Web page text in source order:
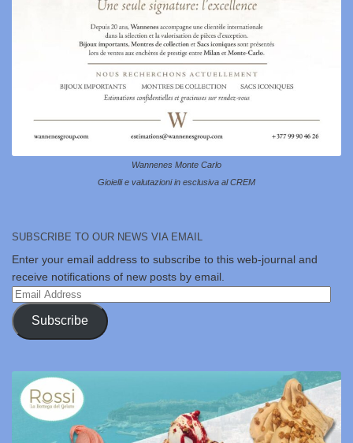
Wannenes Monte Carlo
Gioielli e valutazioni in esclusiva al CREM
SUBSCRIBE TO OUR NEWS VIA EMAIL
Enter your email address to subscribe to this web-journal and
receive notifications of new posts by email.
Email
Address
Subscribe